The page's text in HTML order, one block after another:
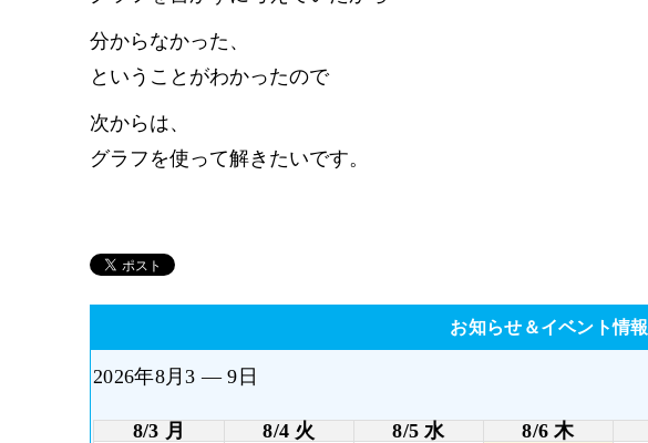
分からなかった、
ということがわかったので
次からは、
グラフを使って解きたいです。
お知らせ＆イベント情報
2026年8月3 — 9日
8/3 月
8/4 火 8/5 水 8/6 木